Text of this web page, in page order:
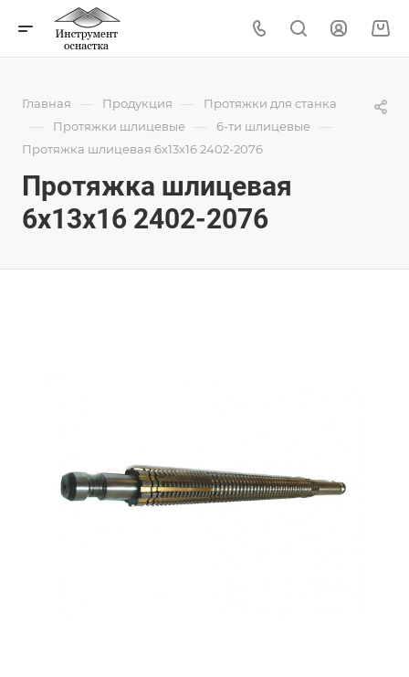
Главная — Продукция — Протяжки для станка
— Протяжки шлицевые — 6-ти шлицевые —
Протяжка шлицевая 6x13x16 2402-2076
Протяжка шлицевая
6x13x16 2402-2076